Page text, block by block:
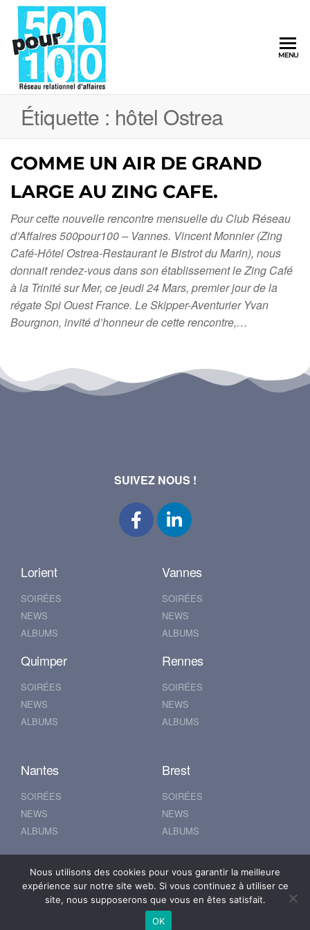
MENU
Étiquette : hôtel Ostrea
COMME UN AIR DE GRAND
LARGE AU ZING CAFE.
Pour cette nouvelle rencontre mensuelle du Club Réseau
d’Affaires 500pour100 – Vannes. Vincent Monnier (Zing
Café-Hôtel Ostrea-Restaurant le Bistrot du Marin), nous
donnait rendez-vous dans son établissement le Zing Café
à la Trinité sur Mer, ce jeudi 24 Mars, premier jour de la
régate Spi Ouest France. Le Skipper-Aventurier Yvan
Bourgnon, invité d’honneur de cette rencontre,…
SUIVEZ NOUS !
Lorient
SOIRÉES
NEWS
ALBUMS
Vannes
SOIRÉES
NEWS
ALBUMS
Quimper
SOIRÉES
NEWS
ALBUMS
Rennes
SOIRÉES
NEWS
ALBUMS
Nantes
SOIRÉES
NEWS
ALBUMS
Brest
SOIRÉES
NEWS
ALBUMS
© 2019 500POUR100
Mentions Légales
Se connecter
Nous utilisons des cookies pour vous garantir la meilleure
expérience sur notre site web. Si vous continuez à utiliser ce
site, nous supposerons que vous en êtes satisfait.
OK